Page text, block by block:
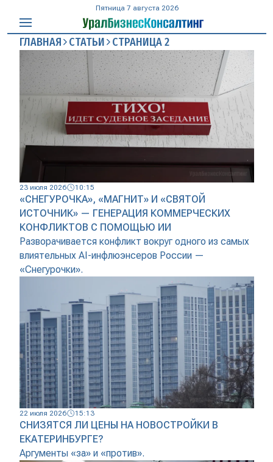
Пятница 7 августа 2026
ГЛАВНАЯ СТАТЬИ СТРАНИЦА 2
23 июля 2026 10:15
«СНЕГУРОЧКА», «МАГНИТ» И «СВЯТОЙ
ИСТОЧНИК» — ГЕНЕРАЦИЯ КОММЕРЧЕСКИХ
КОНФЛИКТОВ С ПОМОЩЬЮ ИИ
Разворачивается конфликт вокруг одного из самых
влиятельных AI-инфлюэнсеров России —
«Снегурочки».
22 июля 2026 15:13
СНИЗЯТСЯ ЛИ ЦЕНЫ НА НОВОСТРОЙКИ В
ЕКАТЕРИНБУРГЕ?
Аргументы «за» и «против».